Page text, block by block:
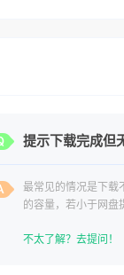
提示下载完成但
最常见的情况是下载
的容量，若小于网盘
不太了解？去提问！